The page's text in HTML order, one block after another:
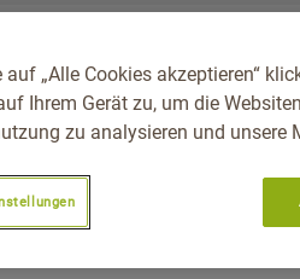
auf „Alle Cookies akzeptieren“
Ihrem Gerät zu, um die
zu analysieren und unsere